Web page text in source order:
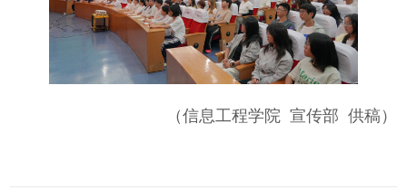
（信息工程学院 宣传部 供稿）